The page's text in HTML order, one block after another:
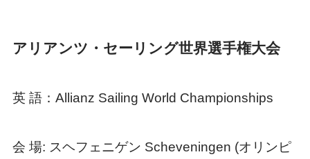
アリアンツ・セーリング世界選手権大会
英 語：Allianz Sailing World Championships
会 場: スヘフェニゲン Scheveningen (オリンピ